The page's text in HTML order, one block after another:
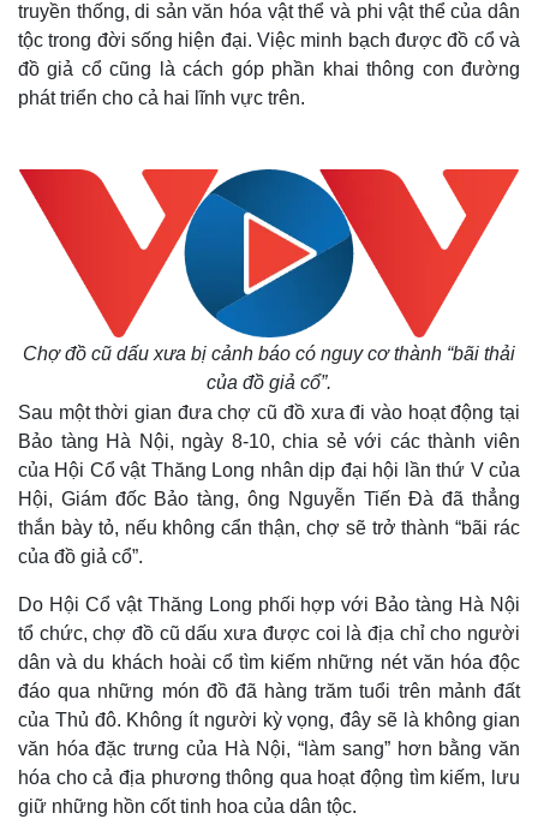
truyền thống, di sản văn hóa vật thể và phi vật thể của dân
tộc trong đời sống hiện đại. Việc minh bạch được đồ cổ và
đồ giả cổ cũng là cách góp phần khai thông con đường
phát triển cho cả hai lĩnh vực trên.
Chợ đồ cũ dấu xưa bị cảnh báo có nguy cơ thành “bãi thải
của đồ giả cổ”.
Sau một thời gian đưa chợ cũ đồ xưa đi vào hoạt động tại
Bảo tàng Hà Nội, ngày 8-10, chia sẻ với các thành viên
của Hội Cổ vật Thăng Long nhân dịp đại hội lần thứ V của
Hội, Giám đốc Bảo tàng, ông Nguyễn Tiến Đà đã thẳng
thắn bày tỏ, nếu không cẩn thận, chợ sẽ trở thành “bãi rác
của đồ giả cổ”.
Do Hội Cổ vật Thăng Long phối hợp với Bảo tàng Hà Nội
tổ chức, chợ đồ cũ dấu xưa được coi là địa chỉ cho người
dân và du khách hoài cổ tìm kiếm những nét văn hóa độc
đáo qua những món đồ đã hàng trăm tuổi trên mảnh đất
của Thủ đô. Không ít người kỳ vọng, đây sẽ là không gian
văn hóa đặc trưng của Hà Nội, “làm sang” hơn bằng văn
hóa cho cả địa phương thông qua hoạt động tìm kiếm, lưu
giữ những hồn cốt tinh hoa của dân tộc.
Chợ
đồ cũ
dấu
xưa
báo
nguy
thành
“bãi
thải
của
đồ
giả
cổ”.